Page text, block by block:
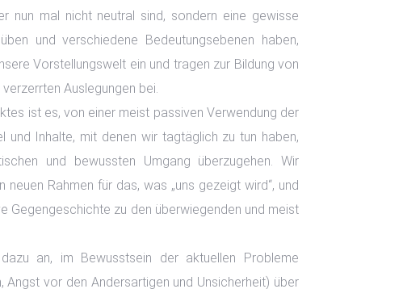
nun mal nicht neutral sind, sondern eine gewisse
und verschiedene Bedeutungsebenen haben,
Vorstellungswelt ein und tragen zur Bildung von
Auslegungen bei.
ist es, von einer meist passiven Verwendung der
und Inhalte, mit denen wir tagtäglich zu tun haben,
und bewussten Umgang überzugehen. Wir
neuen Rahmen für das, was „uns gezeigt wird“, und
Gegengeschichte zu den überwiegenden und meist
an, im Bewusstsein der aktuellen Probleme
vor den Andersartigen und Unsicherheit) über